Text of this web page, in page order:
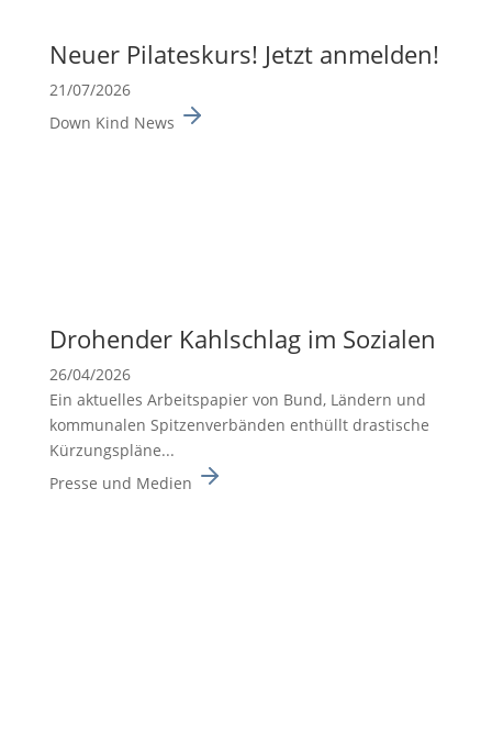
Neuer Pilates­kurs! Jetzt anmelden!
21/07/2026
Down Kind News
Drohender Kahlschlag im Sozialen
26/04/2026
Ein aktuelles Arbeits­pa­pier von Bund, Ländern und
kommu­nalen Spitzen­ver­bänden enthüllt drasti­sche
Kürzungs­pläne...
Presse und Medien